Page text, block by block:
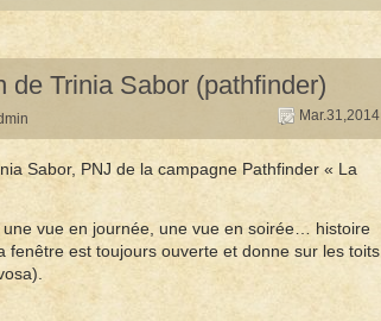
de Trinia Sabor (pathfinder)
Mar.31,2014
Sabor, PNJ de la campagne Pathfinder « La
vue en journée, une vue en soirée… histoire
fenêtre est toujours ouverte et donne sur les toits